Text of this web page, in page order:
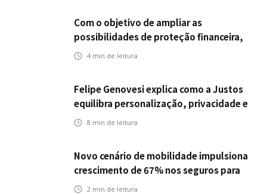
Com o objetivo de ampliar as
possibilidades de proteção financeira,
Icatu Seguros eleva capital segurado
4 min de leitura
Felipe Genovesi explica como a Justos
equilibra personalização, privacidade e
tecnologia
8 min de leitura
Novo cenário de mobilidade impulsiona
crescimento de 67% nos seguros para
veículos elétricos da Bradesco Seguros
2 min de leitura